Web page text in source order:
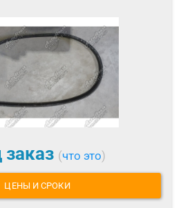
(что это)
ЦЕНЫ И СРОКИ